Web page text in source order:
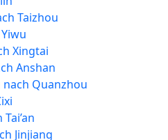
Taizhou
Xingtai
Anshan
Quanzhou
Jinjiang